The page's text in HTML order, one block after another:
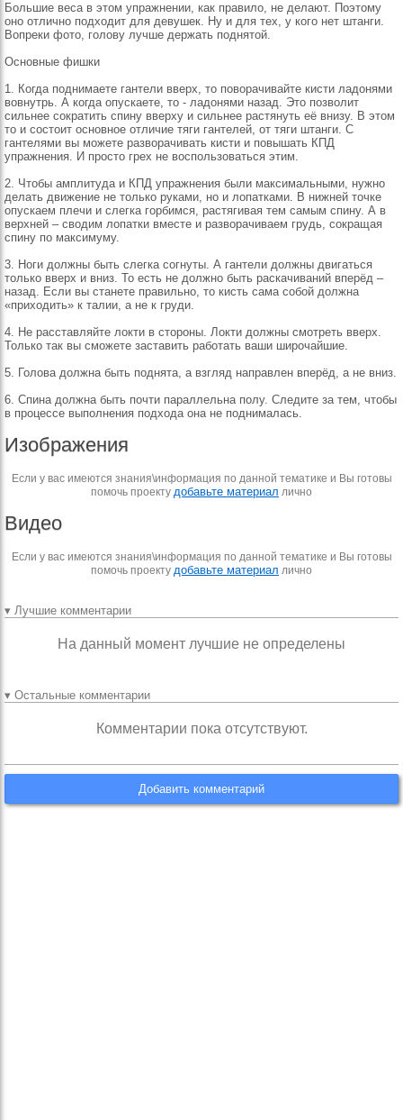
Большие веса в этом упражнении, как правило, не делают. Поэтому
оно отлично подходит для девушек. Ну и для тех, у кого нет штанги.
Вопреки фото, голову лучше держать поднятой.
Основные фишки
1. Когда поднимаете гантели вверх, то поворачивайте кисти ладонями
вовнутрь. А когда опускаете, то - ладонями назад. Это позволит
сильнее сократить спину вверху и сильнее растянуть её внизу. В этом
то и состоит основное отличие тяги гантелей, от тяги штанги. С
гантелями вы можете разворачивать кисти и повышать КПД
упражнения. И просто грех не воспользоваться этим.
2. Чтобы амплитуда и КПД упражнения были максимальными, нужно
делать движение не только руками, но и лопатками. В нижней точке
опускаем плечи и слегка горбимся, растягивая тем самым спину. А в
верхней – сводим лопатки вместе и разворачиваем грудь, сокращая
спину по максимуму.
3. Ноги должны быть слегка согнуты. А гантели должны двигаться
только вверх и вниз. То есть не должно быть раскачиваний вперёд –
назад. Если вы станете правильно, то кисть сама собой должна
«приходить» к талии, а не к груди.
4. Не расставляйте локти в стороны. Локти должны смотреть вверх.
Только так вы сможете заставить работать ваши широчайшие.
5. Голова должна быть поднята, а взгляд направлен вперёд, а не вниз.
6. Спина должна быть почти параллельна полу. Следите за тем, чтобы
в процессе выполнения подхода она не поднималась.
Изображения
Если у вас имеются знания\информация по данной тематике и Вы готовы
помочь проекту добавьте материал лично
Видео
Если у вас имеются знания\информация по данной тематике и Вы готовы
помочь проекту добавьте материал лично
▾ Лучшие комментарии
На данный момент лучшие не определены
▾ Остальные комментарии
Комментарии пока отсутствуют.
Добавить комментарий